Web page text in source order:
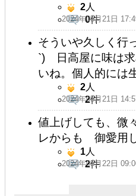
2024年05月21日
2人
0件
そういや久しく行
`) 日高屋に味は求
いね。個人的には
2024年05月21日
2人
2件
値上げしても、微
レからも 御愛用
2024年05月22日
1人
2件